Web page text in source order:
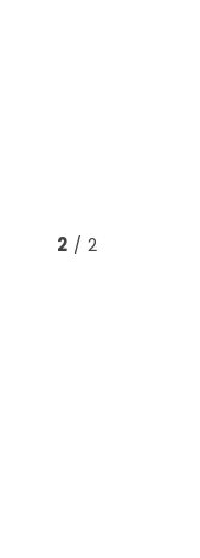
2 / 2